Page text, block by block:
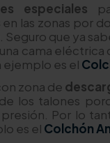
especiales
en las zonas por
que ya
cama eléctrica
ejemplo es el
zona de
los talones
Por lo
es el Colchón